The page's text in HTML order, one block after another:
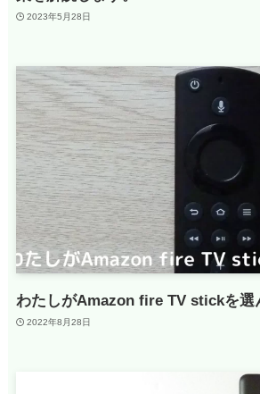
2023年5月28日
わたしがAmazon fire TV stickを選
2022年8月28日